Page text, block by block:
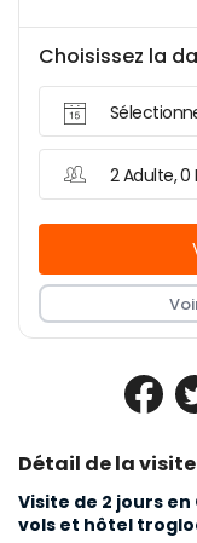
Détail de la visite
Visite de 2 jours
vols et hôtel
Choisissez la
2 Adulte, 0